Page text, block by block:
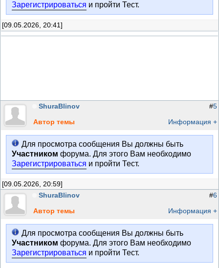
Зарегистрироваться и пройти Тест.
[09.05.2026, 20:41]
ShuraBlinov
Автор темы
#5
Информация +
Для просмотра сообщения Вы должны быть
Участником форума. Для этого Вам необходимо
Зарегистрироваться и пройти Тест.
[09.05.2026, 20:59]
ShuraBlinov
Автор темы
#6
Информация +
Для просмотра сообщения Вы должны быть
Участником форума. Для этого Вам необходимо
Зарегистрироваться и пройти Тест.